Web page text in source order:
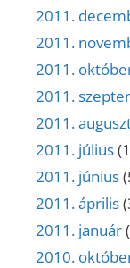
2011.
2011.
2011.
2011.
2011.
2011. július
2011. június
2011. április
2011. január
2010.